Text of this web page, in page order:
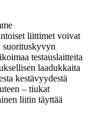
liittimet voivat
suorituskyvyn
testauslaitteita
laadukkaita
kestävyydestä
– tiukat
liitin täyttää